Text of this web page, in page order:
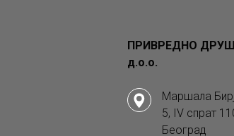
ПРИВРЕДНО
д.о.о.
Маршала
5, IV спрат
Београд